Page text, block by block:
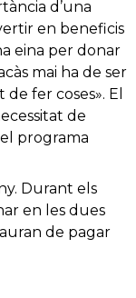
d’una
en beneficis
eina per donar
mai ha de ser
fer coses». El
de
programa
Durant els
en les dues
de pagar